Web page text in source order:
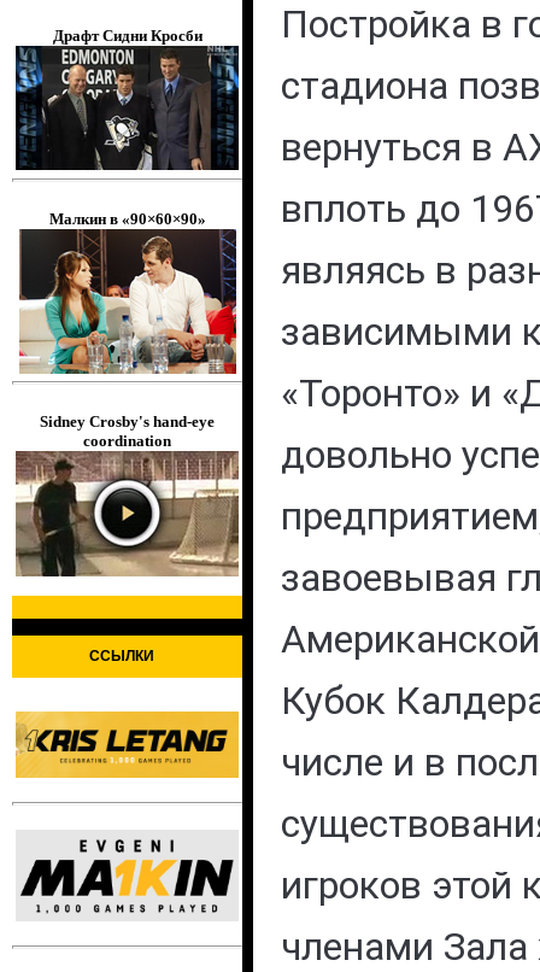
Драфт Сидни Кросби
Малкин в «90×60×90»
Sidney Crosby's hand-eye
coordination
ССЫЛКИ
Постройка в
стадиона
вернуться в
вплоть до
являясь в
зависимыми
«Торонто» и
довольно
завоевывая
Кубок
числе и в
игроков
членами